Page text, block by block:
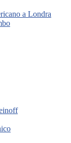
a Londra